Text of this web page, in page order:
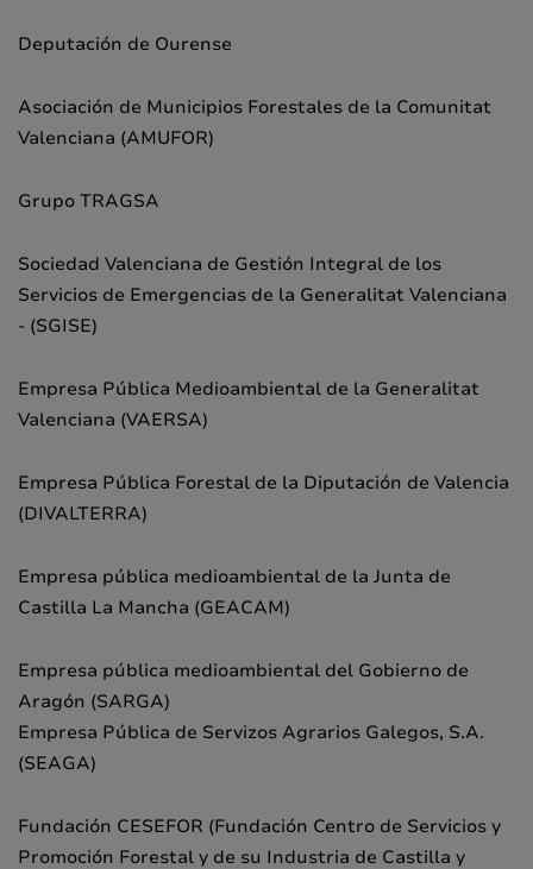
Deputación de Ourense
Asociación de Municipios Forestales de la Comunitat
Valenciana (AMUFOR)
Grupo TRAGSA
Sociedad Valenciana de Gestión Integral de los
Servicios de Emergencias de la Generalitat Valenciana
- (SGISE)
Empresa Pública Medioambiental de la Generalitat
Valenciana (VAERSA)
Empresa Pública Forestal de la Diputación de Valencia
(DIVALTERRA)
Empresa pública medioambiental de la Junta de
Castilla La Mancha (GEACAM)
Empresa pública medioambiental del Gobierno de
Aragón (SARGA)
Empresa Pública de Servizos Agrarios Galegos, S.A.
(SEAGA)
Fundación CESEFOR (Fundación Centro de Servicios y
Promoción Forestal y de su Industria de Castilla y